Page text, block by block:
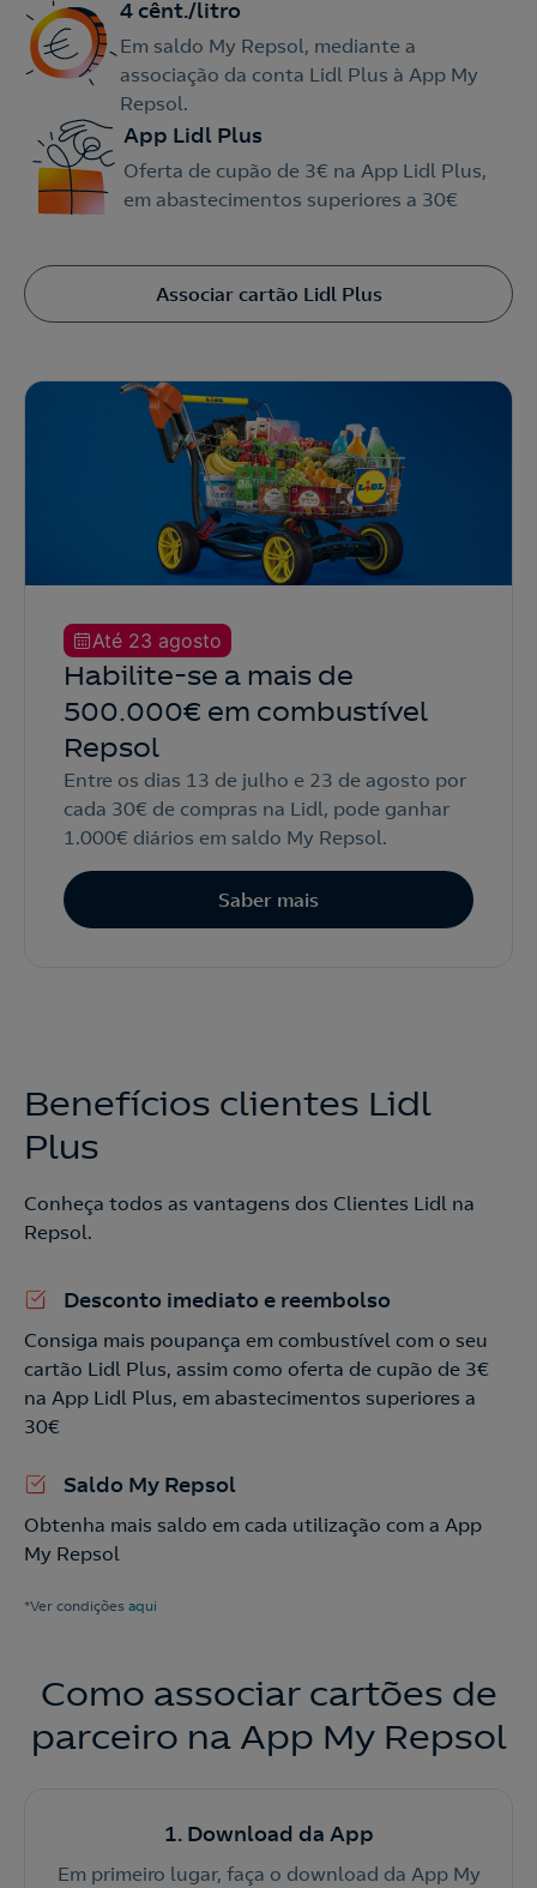
Nós ligamos!
4 cênt./litro
Em saldo My Repsol, mediante a
associação da conta Lidl Plus à App My
Repsol.
App Lidl Plus
Oferta de cupão de 3€ na App Lidl Plus,
em abastecimentos superiores a 30€
Associar cartão Lidl Plus
Até 23 agosto
Habilite-se a mais de
500.000€ em combustível
Repsol
Entre os dias 13 de julho e 23 de agosto por
cada 30€ de compras na Lidl, pode ganhar
1.000€ diários em saldo My Repsol.
Saber mais
Benefícios clientes Lidl
Plus
Conheça todos as vantagens dos Clientes Lidl na
Repsol.
Desconto imediato e reembolso
Consiga mais poupança em combustível com o seu
cartão Lidl Plus, assim como oferta de cupão de 3€
na App Lidl Plus, em abastecimentos superiores a
30€
Saldo My Repsol
Obtenha mais saldo em cada utilização com a App
My Repsol
*Ver condições aqui
Como associar cartões de
parceiro na App My Repsol
1. Download da App
Em primeiro lugar, faça o download da App My